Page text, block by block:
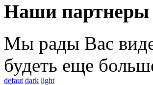
Наши партнеры
Мы рады Вас
будеть еще
defaut dark light